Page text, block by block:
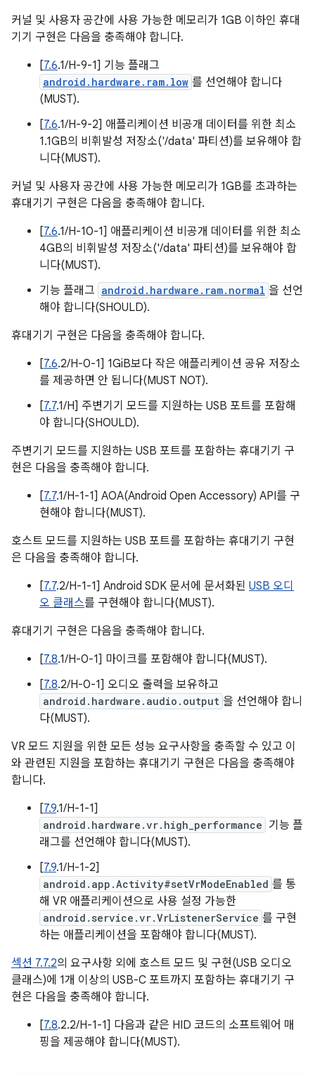
커널 및 사용자 공간에 사용 가능한 메모리가 1GB 이하인 휴대
기기 구현은 다음을 충족해야 합니다.
[7.6.1/H-9-1] 기능 플래그
android.hardware.ram.low 를 선언해야 합니다
(MUST).
[7.6.1/H-9-2] 애플리케이션 비공개 데이터를 위한 최소
1.1GB의 비휘발성 저장소('/data' 파티션)를 보유해야 합
니다(MUST).
커널 및 사용자 공간에 사용 가능한 메모리가 1GB를 초과하는
휴대기기 구현은 다음을 충족해야 합니다.
[7.6.1/H-10-1] 애플리케이션 비공개 데이터를 위한 최소
4GB의 비휘발성 저장소('/data' 파티션)를 보유해야 합
니다(MUST).
기능 플래그 android.hardware.ram.normal 을 선언
해야 합니다(SHOULD).
휴대기기 구현은 다음을 충족해야 합니다.
[7.6.2/H-0-1] 1GiB보다 작은 애플리케이션 공유 저장소
를 제공하면 안 됩니다(MUST NOT).
[7.7.1/H] 주변기기 모드를 지원하는 USB 포트를 포함해
야 합니다(SHOULD).
주변기기 모드를 지원하는 USB 포트를 포함하는 휴대기기 구
현은 다음을 충족해야 합니다.
[7.7.1/H-1-1] AOA(Android Open Accessory) API를 구
현해야 합니다(MUST).
호스트 모드를 지원하는 USB 포트를 포함하는 휴대기기 구현
은 다음을 충족해야 합니다.
[7.7.2/H-1-1] Android SDK 문서에 문서화된 USB 오디
오 클래스를 구현해야 합니다(MUST).
휴대기기 구현은 다음을 충족해야 합니다.
[7.8.1/H-0-1] 마이크를 포함해야 합니다(MUST).
[7.8.2/H-0-1] 오디오 출력을 보유하고
android.hardware.audio.output 을 선언해야 합니
다(MUST).
VR 모드 지원을 위한 모든 성능 요구사항을 충족할 수 있고 이
와 관련된 지원을 포함하는 휴대기기 구현은 다음을 충족해야
합니다.
[7.9.1/H-1-1]
android.hardware.vr.high_performance 기능 플
래그를 선언해야 합니다(MUST).
[7.9.1/H-1-2]
android.app.Activity#setVrModeEnabled 를 통
해 VR 애플리케이션으로 사용 설정 가능한
android.service.vr.VrListenerService 를 구현
하는 애플리케이션을 포함해야 합니다(MUST).
섹션 7.7.2의 요구사항 외에 호스트 모드 및 구현(USB 오디오
클래스)에 1개 이상의 USB-C 포트까지 포함하는 휴대기기 구
현은 다음을 충족해야 합니다.
[7.8.2.2/H-1-1] 다음과 같은 HID 코드의 소프트웨어 매
핑을 제공해야 합니다(MUST).